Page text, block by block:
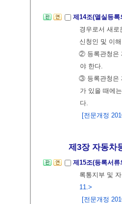
제14조(멸실등
경우로서 새
신청인 및 이
② 등록관청은
야 한다.
③ 등록관청은
가 있을 때에
다.
[전문개정
제3장 자동차
제15조(등록서
록통지부 및
11.>
[전문개정